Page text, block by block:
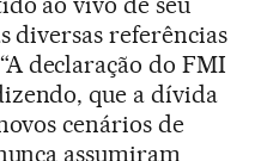
diversas referências
declaração do FMI
que a dívida
cenários de
assumiram